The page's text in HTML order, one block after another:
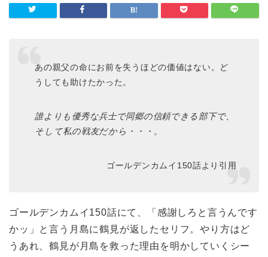
あの親父の命にお前を失うほどの価値はない。ど
うしても助けたかった。
誰よりも優秀な兵士で同郷の信頼できる部下で、
そして私の戦友だから・・・。
ゴールデンカムイ150話より引用
ゴールデンカムイ150話にて、「感謝しろと言うんです
かッ」と言う月島に鶴見が返したセリフ。やり方はど
うあれ、鶴見が月島を救った理由を明かしていくシー